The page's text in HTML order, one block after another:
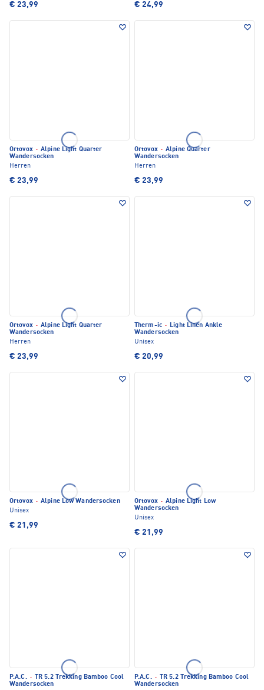
€ 23,99 € 24,99
Ortovox · Alpine Light Quarter
Wandersocken
Herren
€ 23,99
Ortovox · Alpine Quarter
Wandersocken
Herren
€ 23,99
Ortovox · Alpine Light Quarter
Wandersocken
Herren
€ 23,99
Therm-ic · Light Linen Ankle
Wandersocken
Unisex
€ 20,99
Ortovox · Alpine Low Wandersocken
Unisex
€ 21,99
Ortovox · Alpine Light Low
Wandersocken
Unisex
€ 21,99
P.A.C. ·
TR 5.2 Trekking Bamboo Cool
Wandersocken
P.A.C. ·
TR 5.2 Trekking Bamboo Cool
Wandersocken